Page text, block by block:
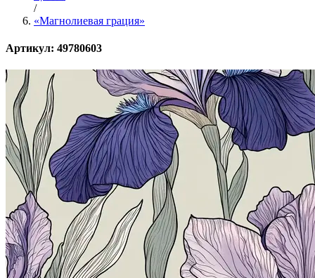
/
«Магнолиевая грация»
Артикул: 49780603